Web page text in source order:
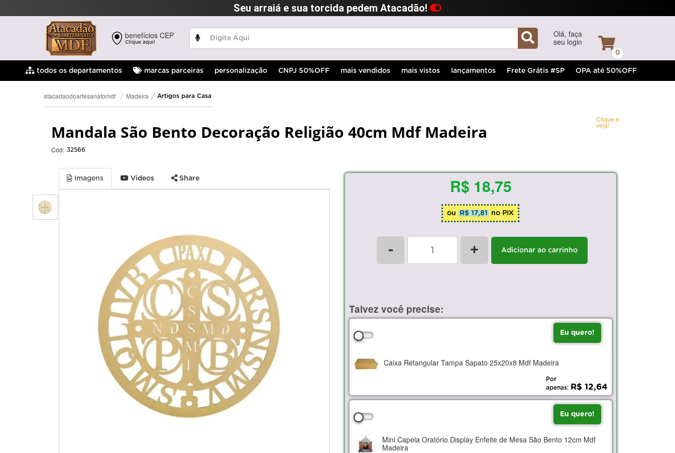
Seu arraiá e sua torcida pedem Atacadão!
benefícios CEP
Clique aqui!
Olá, faça
seu login
0
todos os departamentos marcas parceiras personalização CNPJ 50%OFF mais vendidos mais vistos lançamentos Frete Grátis #SP OPA até 50%OFF
atacadaodoartesanatomdf Madeira Artigos para Casa
Mandala São Bento Decoração Religião 40cm Mdf Madeira
Cód: 32566
Clique e
veja!
Imagens Videos Share R$ 18,75
ou R$ 17,81 no PIX
- + Adicionar ao carrinho
Talvez você precise:
Eu quero!
Caixa Retangular Tampa Sapato 25x20x8 Mdf Madeira
Por
apenas: R$ 12,64
Eu quero!
Mini Capela Oratório Display Enfeite de Mesa São Bento 12cm Mdf
Madeira